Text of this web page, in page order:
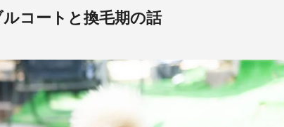
コートと換毛期の話